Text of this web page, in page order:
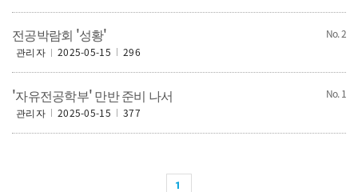
2
전공박람회 '성황'
관리자 2025-05-15 296
1
'자유전공학부' 만반 준비 나서
관리자 2025-05-15 377
1